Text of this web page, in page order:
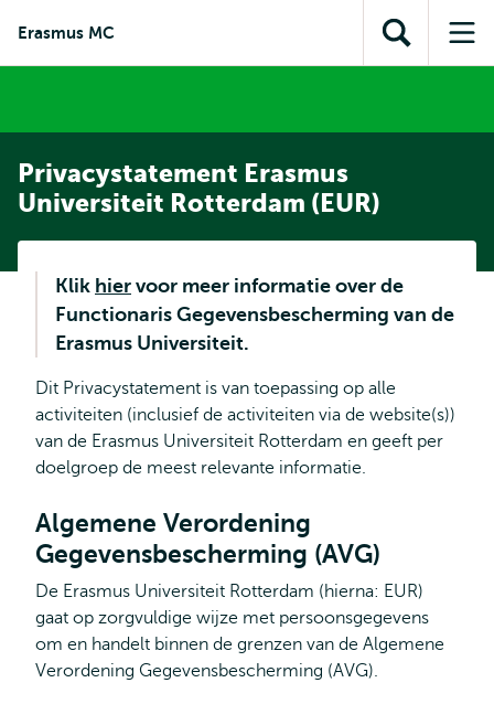
inhoud
Direct naar
subnavigatie
Erasmus MC
Toon
zoekveld
Privacystatement Erasmus
Universiteit Rotterdam (EUR)
Klik hier voor meer informatie over de
Functionaris Gegevensbescherming van de
Erasmus Universiteit.
Dit Privacystatement is van toepassing op alle
activiteiten (inclusief de activiteiten via de website(s))
van de Erasmus Universiteit Rotterdam en geeft per
doelgroep de meest relevante informatie.
Algemene Verordening
Gegevensbescherming (AVG)
De Erasmus Universiteit Rotterdam (hierna: EUR)
gaat op zorgvuldige wijze met persoonsgegevens
om en handelt binnen de grenzen van de Algemene
Verordening Gegevensbescherming (AVG).